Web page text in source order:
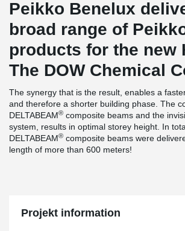
Peikko Benelux
broad range of
products for the new
The DOW Chemical
The synergy that is the result, enables a
and therefore a shorter building phase. The
DELTABEAM® composite beams and the
system, results in optimal storey height. In
DELTABEAM® composite beams were
length of more than 600 meters!
Projekt information